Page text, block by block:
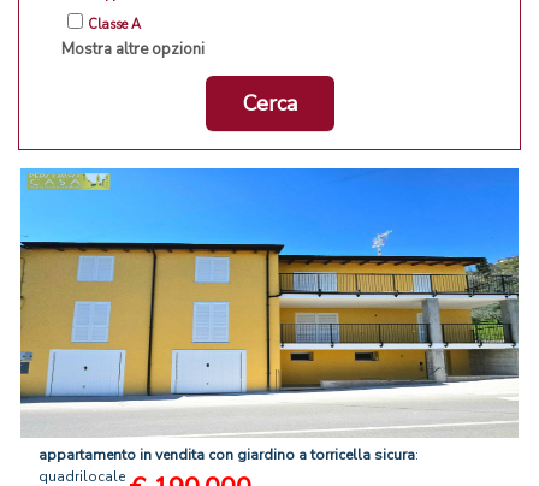
Classe A
Mostra altre opzioni
Cerca
appartamento invendita con giardino atorricella sicura:
quadrilocale